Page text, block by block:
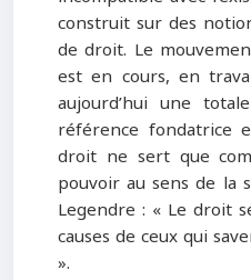
construit sur des
de droit. Le
est en cours, en
aujourd’hui une
référence fondatrice
droit ne sert que
pouvoir au sens de la
Legendre : « Le droit
causes de ceux qui
».